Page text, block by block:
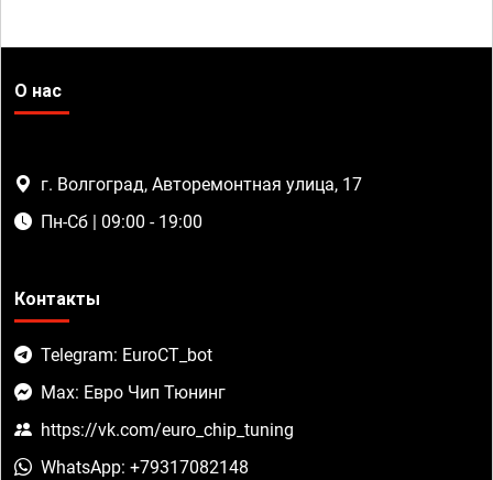
О нас
г. Волгоград, Авторемонтная улица, 17
Пн-Сб | 09:00 - 19:00
Контакты
Telegram: EuroCT_bot
Max: Евро Чип Тюнинг
https://vk.com/euro_chip_tuning
WhatsApp: +79317082148